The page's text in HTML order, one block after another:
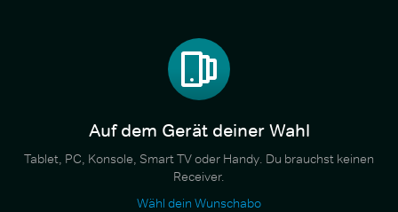
Auf dem Gerät deiner Wahl
Tablet, PC, Konsole, Smart TV oder Handy. Du brauchst keinen
Receiver.
Wähl dein Wunschabo